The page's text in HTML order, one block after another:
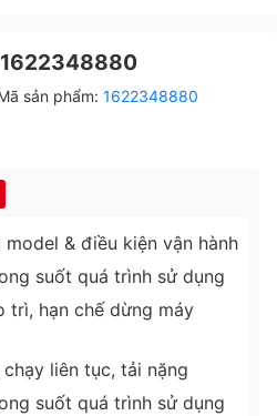
1622348880
sản phẩm: 1622348880
& điều kiện vận hành
suốt quá trình sử dụng
trì, hạn chế dừng máy
liên tục, tải nặng
suốt quá trình sử dụng